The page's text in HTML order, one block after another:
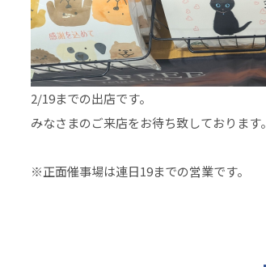
2/19までの出店です。
みなさまのご来店をお待ち致しております。
※正面催事場は連日19までの営業です。